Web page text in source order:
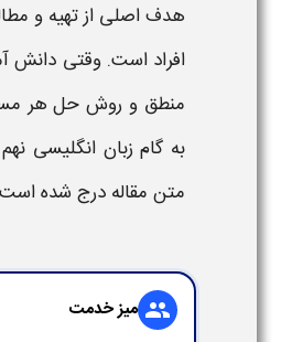
هدف اصلی از تهیه و
افراد است. وقتی دانش
منطق و روش حل هر
به گام زبان انگلیسی
متن مقاله درج شده
group میز خدمت